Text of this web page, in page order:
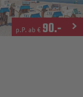
p.P. ab € 90.-